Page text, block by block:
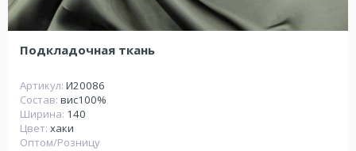
Подкладочная ткань
Артикул: И20086
Состав: вис100%
Ширина: 140
Цвет: хаки
Оптом/Розницу